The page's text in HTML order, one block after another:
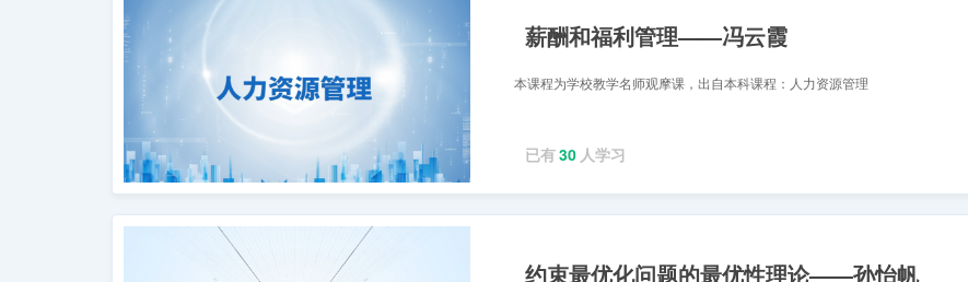
薪酬和福利管理——冯云霞
本课程为学校教学名师观摩课，出自本科课程：人力资源管理
已有30 人学习
约束最优化问题的最优性理论——孙怡帆